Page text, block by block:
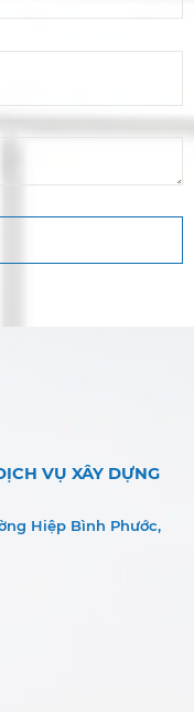
VỤ XÂY DỰNG
Hiệp Bình Phước,